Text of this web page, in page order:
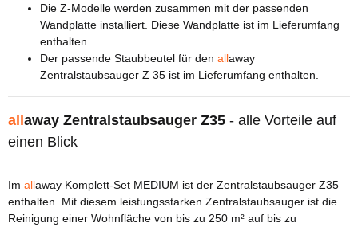
Die Z-Modelle werden zusammen mit der passenden
Wandplatte installiert. Diese Wandplatte ist im Lieferumfang
enthalten.
Der passende Staubbeutel für den allaway
Zentralstaubsauger Z 35 ist im Lieferumfang enthalten.
allaway Zentralstaubsauger Z35 - alle Vorteile auf
einen Blick
Im allaway Komplett-Set MEDIUM ist der Zentralstaubsauger Z35
enthalten. Mit diesem leistungsstarken Zentralstaubsauger ist die
Reinigung einer Wohnfläche von bis zu 250 m² auf bis zu